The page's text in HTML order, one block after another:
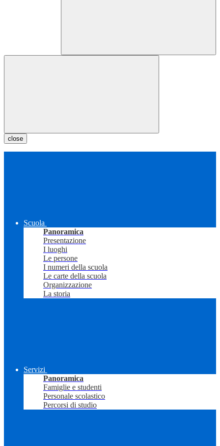
close
Scuola
Panoramica
Presentazione
I luoghi
Le persone
I numeri della scuola
Le carte della scuola
Organizzazione
La storia
Servizi
Panoramica
Famiglie e studenti
Personale scolastico
Percorsi di studio